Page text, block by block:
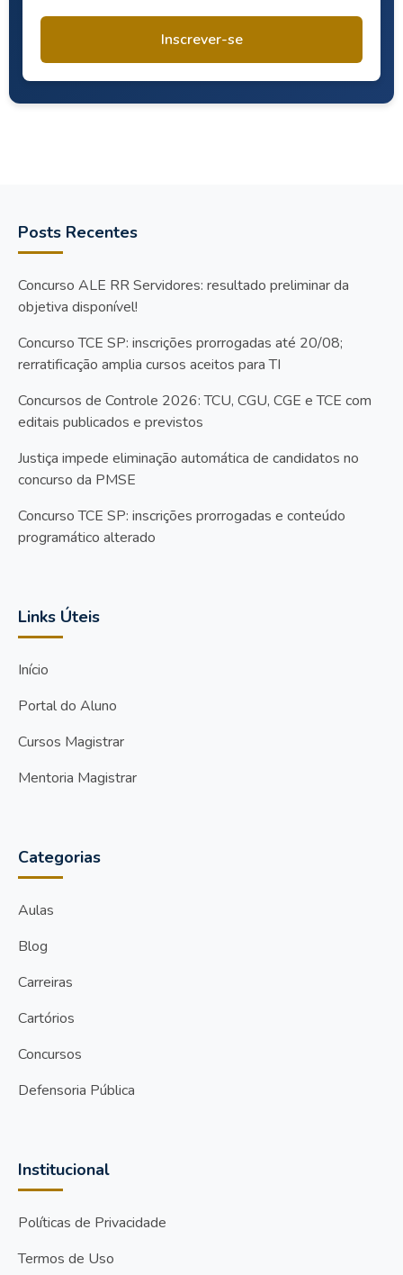
Inscrever-se
Posts Recentes
Concurso ALE RR Servidores: resultado preliminar da
objetiva disponível!
Concurso TCE SP: inscrições prorrogadas até 20/08;
rerratificação amplia cursos aceitos para TI
Concursos de Controle 2026: TCU, CGU, CGE e TCE com
editais publicados e previstos
Justiça impede eliminação automática de candidatos no
concurso da PMSE
Concurso TCE SP: inscrições prorrogadas e conteúdo
programático alterado
Links Úteis
Início
Portal do Aluno
Cursos Magistrar
Mentoria Magistrar
Categorias
Aulas
Blog
Carreiras
Cartórios
Concursos
Defensoria Pública
Institucional
Políticas de Privacidade
Termos de Uso